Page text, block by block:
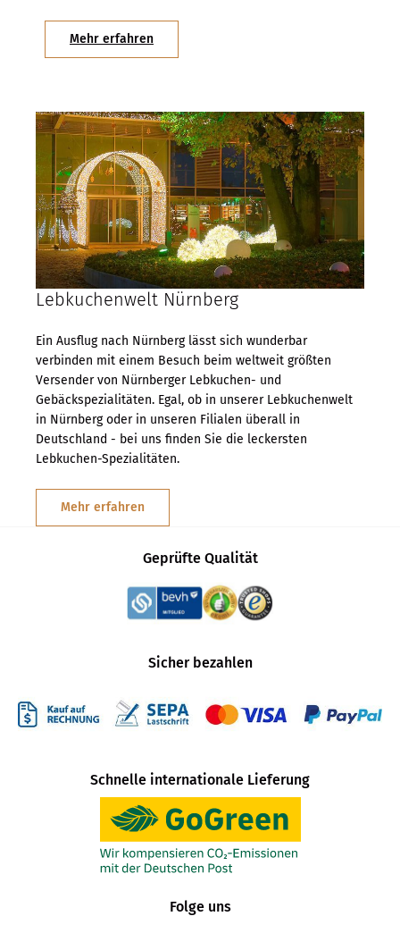
Mehr erfahren
Lebkuchenwelt Nürnberg
Ein Ausflug nach Nürnberg lässt sich wunderbar
verbinden mit einem Besuch beim weltweit größten
Versender von Nürnberger Lebkuchen- und
Gebäckspezialitäten. Egal, ob in unserer Lebkuchenwelt
in Nürnberg oder in unseren Filialen überall in
Deutschland - bei uns finden Sie die leckersten
Lebkuchen-Spezialitäten.
Mehr erfahren
Geprüfte Qualität
Sicher bezahlen
Schnelle internationale Lieferung
Folge uns